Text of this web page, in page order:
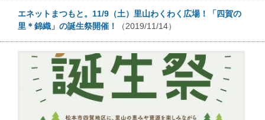
エネットまつもと。11/9（土）里山わくわく広場！「四賀の
里＊錦織」の誕生祭開催！
（2019/11/14）